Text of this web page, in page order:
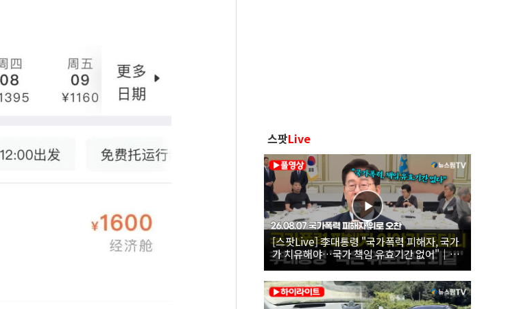
스팟Live
[스팟Live] 李대통령 "국가폭력 피해자, 국가
가 치유해야…국가 책임 유효기간 없어"｜
26.08.07 국가폭력 피해자 위로 오찬